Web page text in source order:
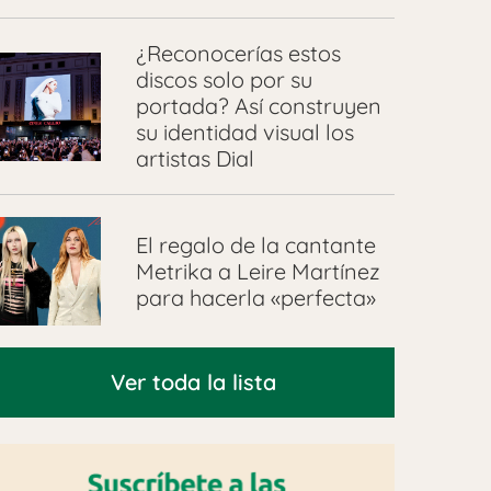
¿Reconocerías estos
discos solo por su
portada? Así construyen
su identidad visual los
artistas Dial
El regalo de la cantante
Metrika a Leire Martínez
para hacerla «perfecta»
Ver toda la lista